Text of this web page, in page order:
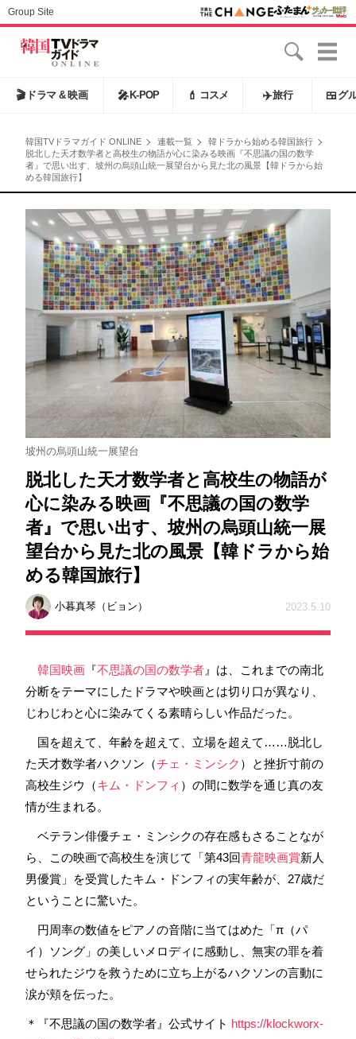
Group Site
🎬 ドラマ & 映画 🎤 K-POP 💄 コスメ ✈️旅行 🍱 グ
韓国TVドラマガイド ONLINE 連載一覧
韓ドラから始める韓国旅行
脱北した天才数学者と高校生の物語が心に染みる映画『不思議の国の数学
者』で思い出す、坡州の烏頭山統一展望台から見た北の風景【韓ドラから始
める韓国旅行】
坡州の烏頭山統一展望台
脱北した天才数学者と高校生の物語が
心に染みる映画『不思議の国の数学
者』で思い出す、坡州の烏頭山統一展
望台から見た北の風景【韓ドラから始
める韓国旅行】
小暮真琴（ビョン） 2023.5.10
韓国映画 『不思議の国の数学者 』は、これまでの南北
分断をテーマにしたドラマや映画とは切り口が異なり、
じわじわと心に染みてくる素晴らしい作品だった。
国を超えて、年齢を超えて、立場を超えて……脱北し
た天才数学者ハクソン（チェ・ミンシク ）と挫折寸前の
高校生ジウ（キム・ドンフィ ）の間に数学を通じ真の友
情が生まれる。
ベテラン俳優チェ・ミンシクの存在感もさることなが
ら、この映画で高校生を演じて「第43回青龍映画賞新人
男優賞」を受賞したキム・ドンフィの実年齢が、27歳だ
ということに驚いた。
円周率の数値をピアノの音階に当てはめた「π（パ
イ）ソング」の美しいメロディに感動し、無実の罪を着
せられたジウを救うために立ち上がるハクソンの言動に
涙が頬を伝った。
＊『不思議の国の数学者』公式サイト https://klockworx-